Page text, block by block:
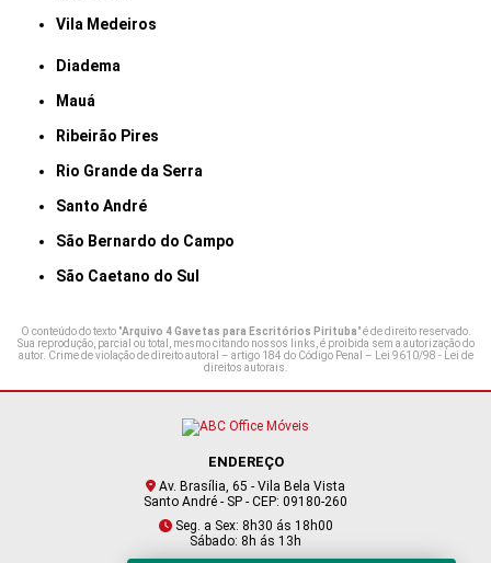
Vila Medeiros
Diadema
Mauá
Ribeirão Pires
Rio Grande da Serra
Santo André
São Bernardo do Campo
São Caetano do Sul
O conteúdo do texto "Arquivo 4 Gavetas para Escritórios Pirituba" é de direito reservado.
Sua reprodução, parcial ou total, mesmo citando nossos links, é proibida sem a autorização do
autor. Crime de violação de direito autoral – artigo 184 do Código Penal – Lei 9610/98 - Lei de
direitos autorais.
ENDEREÇO
Av. Brasília, 65 - Vila Bela Vista
Santo André - SP - CEP: 09180-260
Seg. a Sex: 8h30 ás 18h00
Sábado: 8h ás 13h